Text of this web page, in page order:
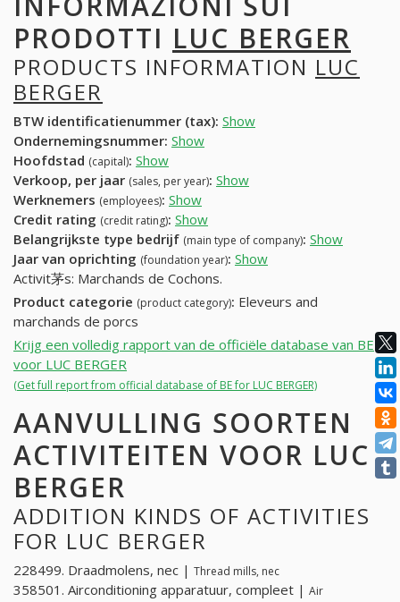
PRODOTTI LUC BERGER
PRODUCTS INFORMATION LUC
BERGER
BTW identificatienummer (tax): Show
Ondernemingsnummer: Show
Hoofdstad (capital): Show
Verkoop, per jaar (sales, per year): Show
Werknemers (employees): Show
Credit rating (credit rating): Show
Belangrijkste type bedrijf (main type of company): Show
Jaar van oprichting (foundation year): Show
Activit茅s: Marchands de Cochons.
Product categorie (product category): Eleveurs and
marchands de porcs
Krijg een volledig rapport van de officiële database van BE
voor LUC BERGER
(Get full report from official database of BE for LUC BERGER)
AANVULLING SOORTEN
ACTIVITEITEN VOOR LUC
BERGER
ADDITION KINDS OF ACTIVITIES
FOR LUC BERGER
228499. Draadmolens, nec | Thread mills, nec
358501. Airconditioning apparatuur, compleet | Air